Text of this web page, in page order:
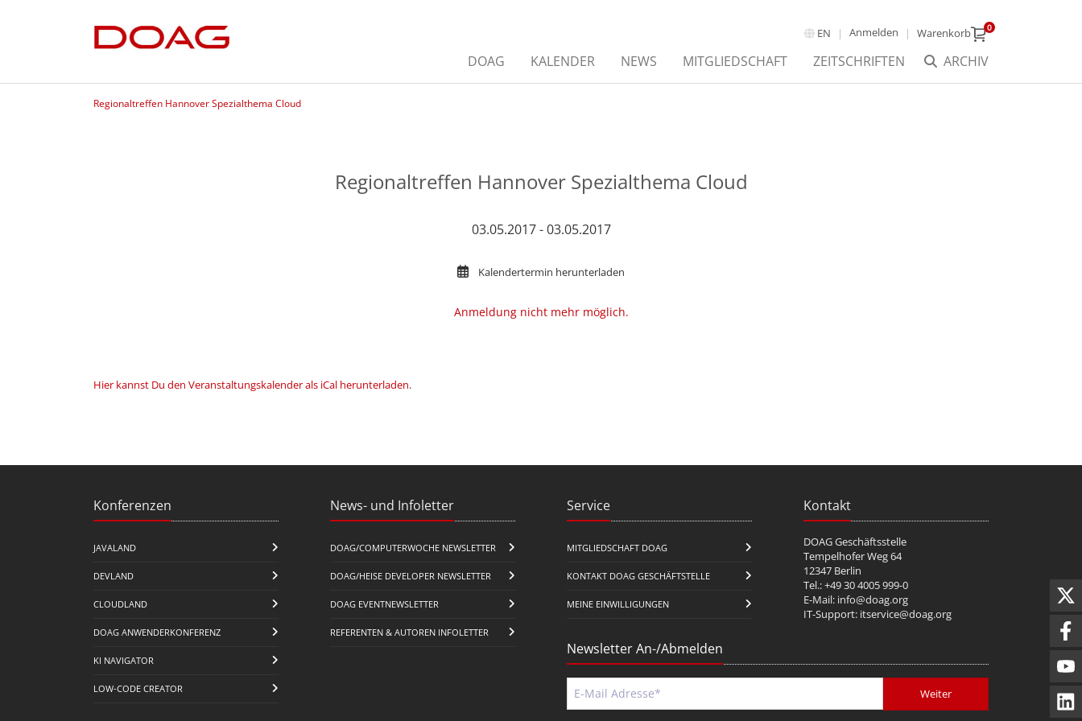
EN Anmelden Warenkorb 0
ARCHIV
DOAG KALENDER NEWS MITGLIEDSCHAFT ZEITSCHRIFTEN
Regionaltreffen Hannover Spezialthema Cloud
Regionaltreffen Hannover Spezialthema Cloud
03.05.2017 - 03.05.2017
Kalendertermin herunterladen
Anmeldung nicht mehr möglich.
Hier kannst Du den Veranstaltungskalender als iCal herunterladen.
Konferenzen
JAVALAND
DEVLAND
CLOUDLAND
DOAG ANWENDERKONFERENZ
KI NAVIGATOR
LOW-CODE CREATOR
News- und Infoletter
DOAG/COMPUTERWOCHE NEWSLETTER
DOAG/HEISE DEVELOPER NEWSLETTER
DOAG EVENTNEWSLETTER
REFERENTEN & AUTOREN INFOLETTER
Service
MITGLIEDSCHAFT DOAG
KONTAKT DOAG GESCHÄFTSTELLE
MEINE EINWILLIGUNGEN
Kontakt
DOAG Geschäftsstelle
Tempelhofer Weg 64
12347 Berlin
Tel.: +49 30 4005 999-0
E-Mail: info@doag.org
IT-Support: itservice@doag.org
Newsletter An-/Abmelden
Weiter